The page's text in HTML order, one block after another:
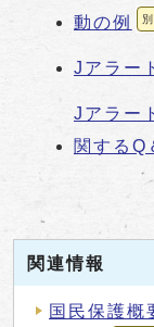
動の例
Jアラー
Jアラー
関するQ
関連情報
国民保護概